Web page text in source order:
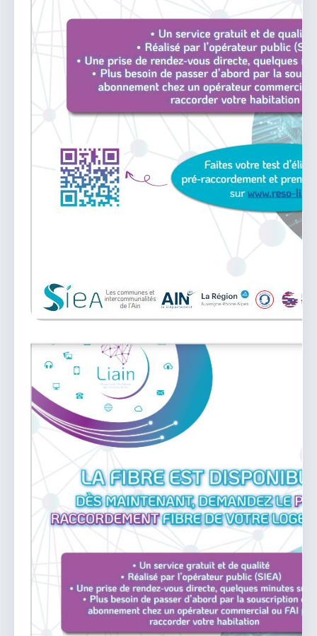
140 Place de la Babillière, 01500 Douvres
Contacter la mairie
Le guichet des associations
publier une annonce